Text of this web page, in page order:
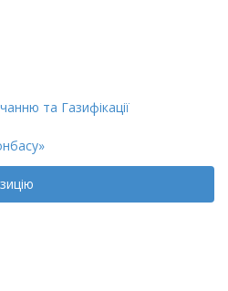
та Газифікації